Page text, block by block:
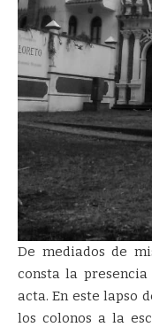
De mediados de
consta la
acta. En este lapso
los colonos a la